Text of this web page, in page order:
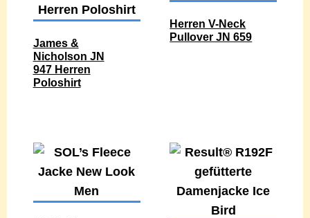
James &
Nicholson JN
947 Herren
Poloshirt
Herren V-Neck
Pullover JN 659